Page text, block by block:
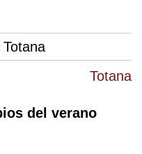
Totana
del verano